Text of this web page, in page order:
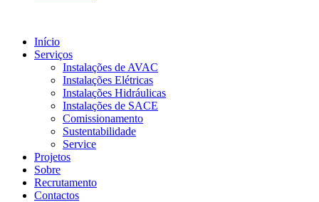
Início
Serviços
Instalações de AVAC
Instalações Elétricas
Instalações Hidráulicas
Instalações de SACE
Comissionamento
Sustentabilidade
Service
Projetos
Sobre
Recrutamento
Contactos